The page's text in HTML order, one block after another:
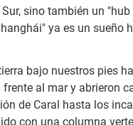
sino también un "hub
ya es un sueño
bajo nuestros pies
al mar y abrieron
de Caral hasta los
con una columna